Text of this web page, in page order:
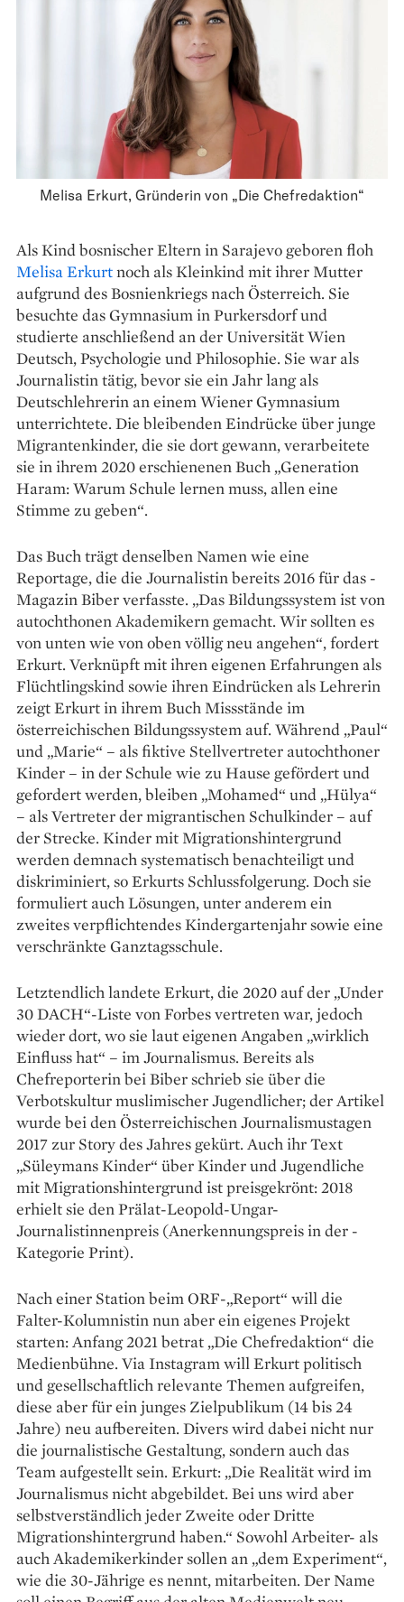
Melisa Erkurt, Gründerin von „Die Chefredaktion“
Als Kind bosnischer Eltern in Sarajevo geboren floh
Melisa Erkurtnoch als Kleinkind mit ihrer ­Mutter
aufgrund des ­Bosnienkriegs nach Österreich. Sie
besuchte das Gymnasium in Purkersdorf und
studierte anschließend an der Universität Wien
Deutsch, Psychologie und Philosophie. Sie war als
Journalistin tätig, bevor sie ein Jahr lang als
Deutschlehrerin an einem Wiener ­Gymnasium
unterrichtete. Die bleibenden Eindrücke über junge
Mi­gran­tenkinder, die sie dort gewann, verarbeitete
sie in ihrem 2020 ­erschienenen Buch „Generation
Haram: Warum Schule ­lernen muss, allen eine
Stimme zu geben“.
Das Buch trägt denselben ­Namen wie eine
Reportage, die die Journalistin bereits 2016 für das ­
Magazin Biber verfasste. „Das Bildungssystem ist von
autochthonen Akade­mikern gemacht. Wir sollten es
von unten wie von oben völlig neu angehen“, fordert
Erkurt. Verknüpft mit ihren eigenen Erfahrungen als
Flüchtlingskind sowie ihren Eindrücken als Lehrerin
zeigt Erkurt in ihrem Buch Missstände im
österreichischen Bildungssystem auf. Während „Paul“
und „Marie“ – als ­fiktive Stellvertreter autoch­thoner
Kinder – in der Schule wie zu Hause gefördert und
gefordert werden, bleiben ­„Mohamed“ und „­Hülya“
– als Vertreter der mi­grantischen Schul­kinder – auf
der Strecke. Kinder mit Migrationshintergrund
werden demnach systematisch benachteiligt und
diskriminiert, so Erkurts Schlussfolgerung. Doch sie
formuliert auch Lösungen, unter anderem ein
zweites verpflichtendes Kindergartenjahr sowie eine
verschränkte Ganztagsschule.
Letztendlich landete Erkurt, die 2020 auf der „Under
30 DACH“-Liste von Forbes vertreten war, jedoch
wieder dort, wo sie laut eigenen Angaben „wirklich
Einfluss hat“ – im Journalismus. Bereits als
Chefreporterin bei Biber schrieb sie über die
Verbotskultur muslimischer Jugendlicher; der Artikel
wurde bei den Österreichischen Journalismustagen
2017 zur Story des Jahres gekürt. Auch ihr Text
„Süleymans Kinder“ über ­Kinder und Jugendliche
mit Migrationshintergrund ist preisgekrönt: 2018
erhielt sie den Prälat-Leopold-Ungar-
Journalistinnen­­preis (Anerkennungspreis in der ­
Kategorie Print).
Nach einer Station beim ORF-„Report“ will die
Falter-Kolumnistin nun aber ein eigenes Projekt
starten: Anfang 2021 betrat „Die ­Chefredaktion“ die
Medienbühne. Via Instagram will Erkurt politisch
und gesellschaftlich relevante Themen aufgreifen,
diese aber für ein junges Zielpublikum (14 bis 24
Jahre) neu aufbereiten. Divers wird dabei nicht nur
die journalistische Gestaltung, sondern auch das
Team aufgestellt sein. Erkurt: „Die Realität wird im
Journalismus nicht abgebildet. Bei uns wird aber
selbstverständlich jeder Zweite oder Dritte
Migrationshintergrund haben.“ Sowohl Arbeiter- als
auch Akademikerkinder sollen an „dem Experiment“,
wie die 30-Jährige es nennt, mitarbeiten. Der Name